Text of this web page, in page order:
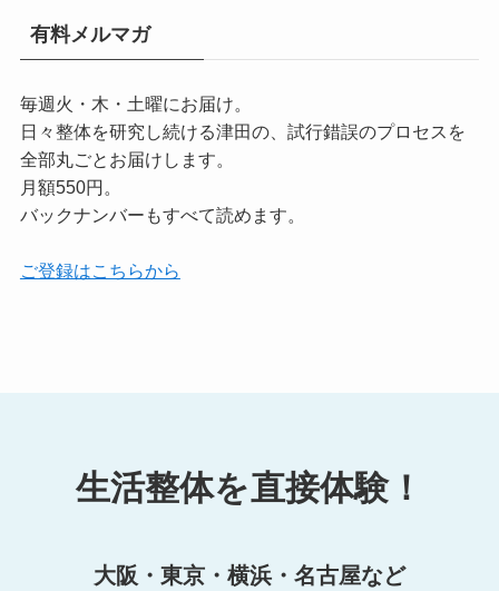
有料メルマガ
毎週火・木・土曜にお届け。
日々整体を研究し続ける津田の、試行錯誤のプロセスを
全部丸ごとお届けします。
月額550円。
バックナンバーもすべて読めます。
ご登録はこちらから
生活整体を直接体験！
大阪・東京・横浜・名古屋など